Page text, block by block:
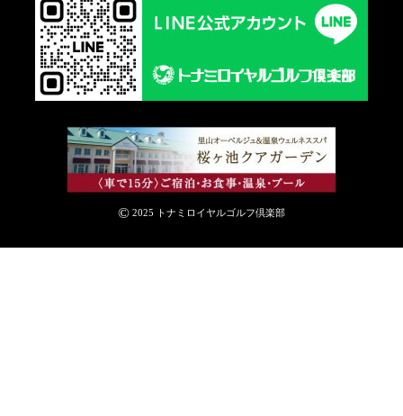
© 2025 トナミロイヤルゴルフ倶楽部